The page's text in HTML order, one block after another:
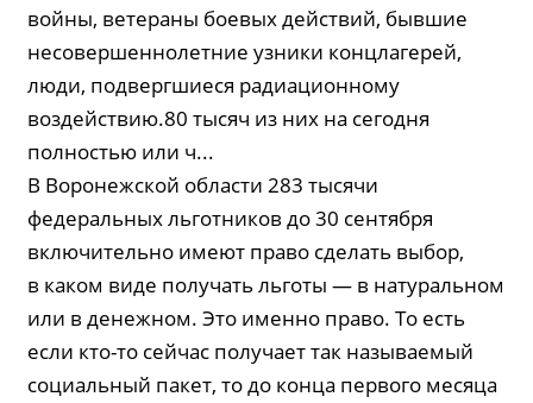
войны, ветераны боевых действий, бывшие
несовершеннолетние узники концлагерей,
люди, подвергшиеся радиационному
воздействию.80 тысяч из них на сегодня
полностью или ч...
В Воронежской области 283 тысячи
федеральных льготников до 30 сентября
включительно имеют право сделать выбор,
в каком виде получать льготы — в натуральном
или в денежном. Это именно право. То есть
если кто-то сейчас получает так называемый
социальный пакет, то до конца первого месяца